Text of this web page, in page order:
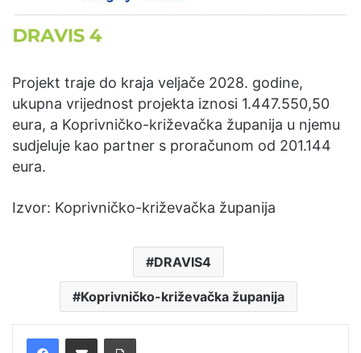
Projekt traje do kraja veljače 2028. godine,
ukupna vrijednost projekta iznosi 1.447.550,50
eura, a Koprivničko-križevačka županija u njemu
sudjeluje kao partner s proračunom od 201.144
eura.
Izvor: Koprivničko-križevačka županija
DRAVIS4
Koprivničko-križevačka županija